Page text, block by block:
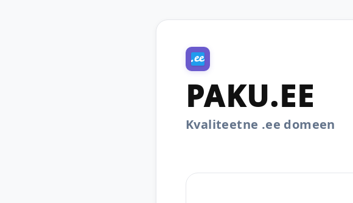
PAKU.EE
Kvaliteetne .ee domeen